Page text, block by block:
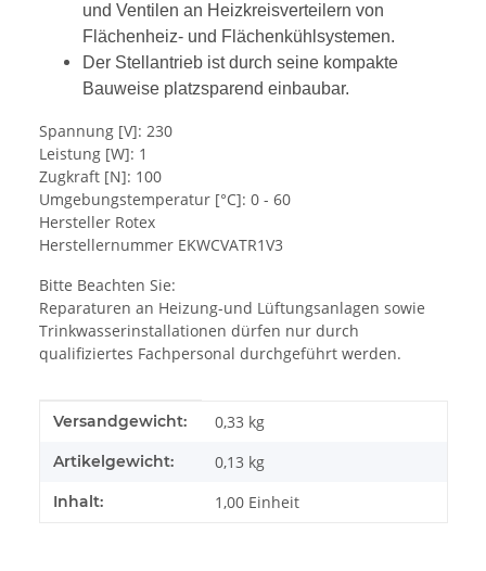
und Ventilen an Heizkreisverteilern von
Flächenheiz- und Flächenkühlsystemen.
Der Stellantrieb ist durch seine kompakte
Bauweise platzsparend einbaubar.
Spannung [V]: 230
Leistung [W]: 1
Zugkraft [N]: 100
Umgebungstemperatur [°C]: 0 - 60
Hersteller Rotex
Herstellernummer EKWCVATR1V3
Bitte Beachten Sie:
Reparaturen an Heizung-und Lüftungsanlagen sowie
Trinkwasserinstallationen dürfen nur durch
qualifiziertes Fachpersonal durchgeführt werden.
Produkteigenschaft
Wert
Versandgewicht: 0,33 kg
Artikelgewicht: 0,13 kg
Inhalt: 1,00 Einheit